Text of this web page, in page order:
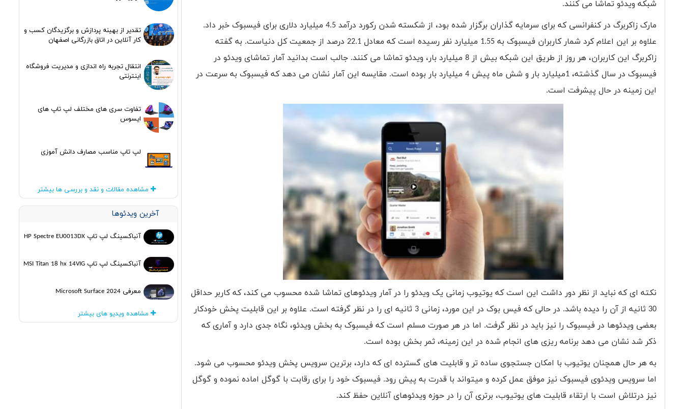
شبکه ویدئو تماشا می کنند.
مارک زاکربرگ در کنفرانسی که برای سرمایه گذاران برگزار شده بود، از شکسته شدن رکورد درآمد 4.5 میلیارد دلاری برای فیسبوک خبر داد.
علاوه بر این اعلام کرد شمار کاربران فیسبوک به 1.55 میلیارد نفر رسیده است که معادل 22.1 درصد از جمعیت کل دنیاست. به گفته
زاکربرگ این کاربران، هر روز از طریق این شبکه بیش از 8 میلیارد بار، ویدئو تماشا می کنند. جالب است بدانید آمار تماشای ویدئو در
فیسبوک در سال گذشته، 1میلیارد بار و شش ماه پیش 4 میلیارد بار بوده است. مقایسه این آمار نشان می دهد که فیسبوک به سرعت در
این زمینه در حال پیشرفت است.
نکته ای که نباید از نظر دور داشت این است که یوتیوب زمانی یک ویدئو را در آمار ویدئوهای تماشا شده محسوب می کند، که کاربر حداقل
30 ثانیه از آن را دیده باشد. در حالی که فیس بوک در این مورد، زمانی 3 ثانیه ای را در نظر گرفته است. علاوه بر این قابلیت پخش خودکار
بعضی ویدئوها در فیسبوک را نیز باید در نظر گرفت. اما در هر صورت مسلم است که فیسبوک به بخش ویدئو، نگاه جدی دارد و آماری که
ذکر شد نشان می دهد برنامه ریزی های انجام شده در این زمینه، ثمر بخش بوده است.
به هر حال همچنان یوتیوب با امکان جستجوی ساده تر و قابلیت های گسترده ای که دارد، برترین سرویس پخش ویدئو محسوب می شود.
اما سرویس ویدئوی فیسبوک نیز موفق عمل کرده و میتواند با قدرت به پیش رود. فیسبوک خود را برای رقابت با گوگل اماده نموده و گوگل
نیز درتلاش است با ارتقاء قابلیت های یوتیوب، برتری آن را در حوزه ویدئوهای آنلاین حفظ کند.
تقدیر از بهینه پردازش و برگزیدگان کسب و
کار آنلاین در اتاق بازرگانی اصفهان
انتقال تجربه راه اندازی و مدیریت فروشگاه
اینترنتی
تفاوت سری های مختلف لپ تاپ های
ایسوس
لپ تاپ مناسب مصارف دانش آموزی
مشاهده مقالات و نقد و بررسی ها بیشتر
آخرین ویدئوها
آنباکسینگ لپ تاپ HP Spectre EU0013DX
آنباکسینگ لپ تاپ MSI Titan 18 hx 14VIG
معرفی Microsoft Surface 2024
مشاهده ویدیو های بیشتر